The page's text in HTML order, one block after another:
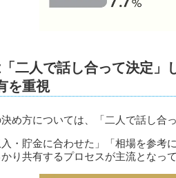
二人で話し合って決定」
を重視
め方については、「二人で話し合
入・貯金に合わせた」「相場を参
り共有するプロセスが主流となって